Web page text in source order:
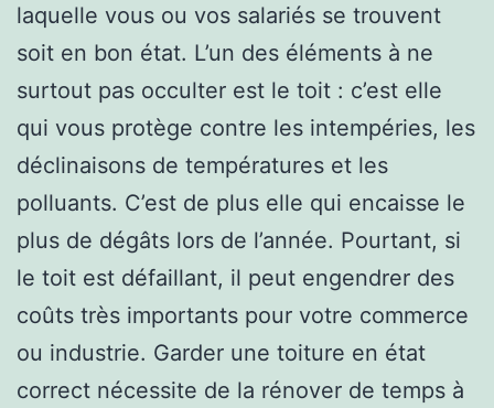
laquelle vous ou vos salariés se trouvent
soit en bon état. L’un des éléments à ne
surtout pas occulter est le toit : c’est elle
qui vous protège contre les intempéries, les
déclinaisons de températures et les
polluants. C’est de plus elle qui encaisse le
plus de dégâts lors de l’année. Pourtant, si
le toit est défaillant, il peut engendrer des
coûts très importants pour votre commerce
ou industrie. Garder une toiture en état
correct nécessite de la rénover de temps à